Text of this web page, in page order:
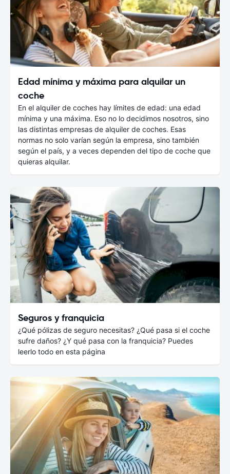
Edad mínima y máxima para alquilar un
coche
En el alquiler de coches hay límites de edad: una edad
mínima y una máxima. Eso no lo decidimos nosotros, sino
las distintas empresas de alquiler de coches. Esas
normas no solo varían según la empresa, sino también
según el país, y a veces dependen del tipo de coche que
quieras alquilar.
Seguros y franquicia
¿Qué pólizas de seguro necesitas? ¿Qué pasa si el coche
sufre daños? ¿Y qué pasa con la franquicia? Puedes
leerlo todo en esta página